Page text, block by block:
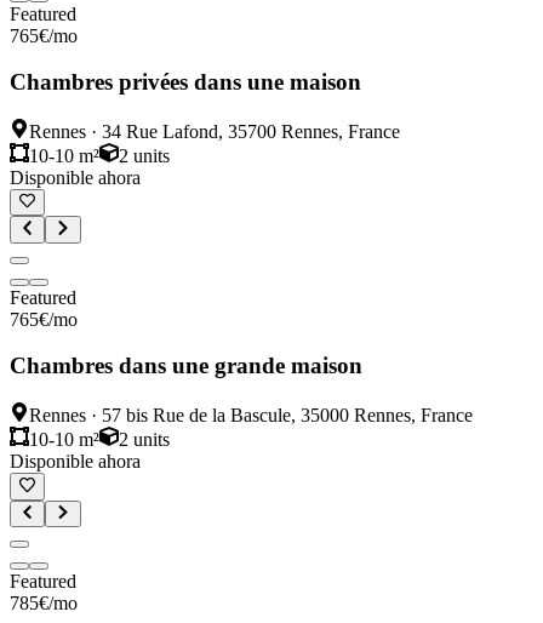
Featured
765€/mo
Chambres privées dans une maison
Rennes · 34 Rue Lafond, 35700 Rennes, France
10-10 m²
2 units
Disponible ahora
Featured
765€/mo
Chambres dans une grande maison
Rennes · 57 bis Rue de la Bascule, 35000 Rennes, France
10-10 m²
2 units
Disponible ahora
Featured
785€/mo